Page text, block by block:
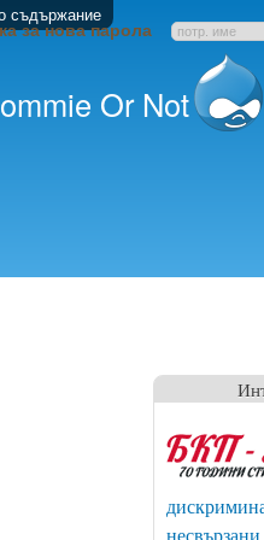
съдържание
Or Not
за нова парола